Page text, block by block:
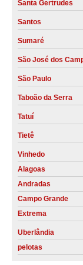
filtros para
venda de filtros para
filtros de ar para
venda de filtros de ar
filtro de ar
filtros de ar para
comprar filtros de ar
filtro coalescente
comprar filtros para
venda de filtro
filtro de ar
comprar filtros para
Santa Gertrudes
Santos
Sumaré
São José dos
São Paulo
Taboão da Serra
Tatuí
Tietê
Vinhedo
Alagoas
Andradas
Campo Grande
Extrema
Uberlândia
pelotas